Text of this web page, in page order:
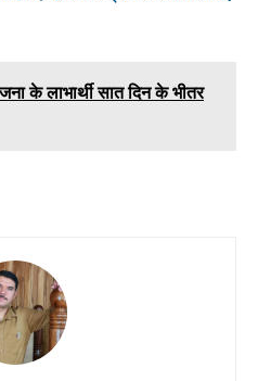
के लाभार्थी सात दिन के भीतर